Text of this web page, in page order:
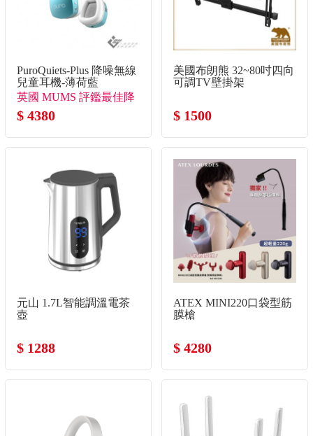
PuroQuiets-Plus 降噪無線
兒童耳機-薄荷藍
英國 MUMS 評鑑最佳降
噪兒童耳機
$ 4380
美國布朗熊 32~80吋四向
可調TV壁掛架
$ 1500
元山 1.7L智能調溫電茶
壺
$ 1288
ATEX MINI220口袋型筋
膜槍
$ 4280